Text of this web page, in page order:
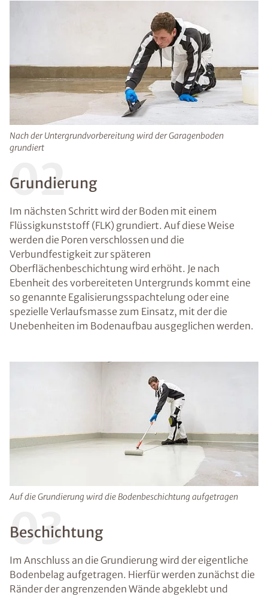
Nach der Untergrundvorbereitung wird der Garagenboden
grundiert
02
Grundierung
Im nächsten Schritt wird der Boden mit einem
Flüssigkunststoff (FLK) grundiert. Auf diese Weise
werden die Poren verschlossen und die
Verbundfestigkeit zur späteren
Oberflächenbeschichtung wird erhöht. Je nach
Ebenheit des vorbereiteten Untergrunds kommt eine
so genannte Egalisierungsspachtelung oder eine
spezielle Verlaufsmasse zum Einsatz, mit der die
Unebenheiten im Bodenaufbau ausgeglichen werden.
Auf die Grundierung wird die Bodenbeschichtung aufgetragen
03
Beschichtung
Im Anschluss an die Grundierung wird der eigentliche
Bodenbelag aufgetragen. Hierfür werden zunächst die
Ränder der angrenzenden Wände abgeklebt und